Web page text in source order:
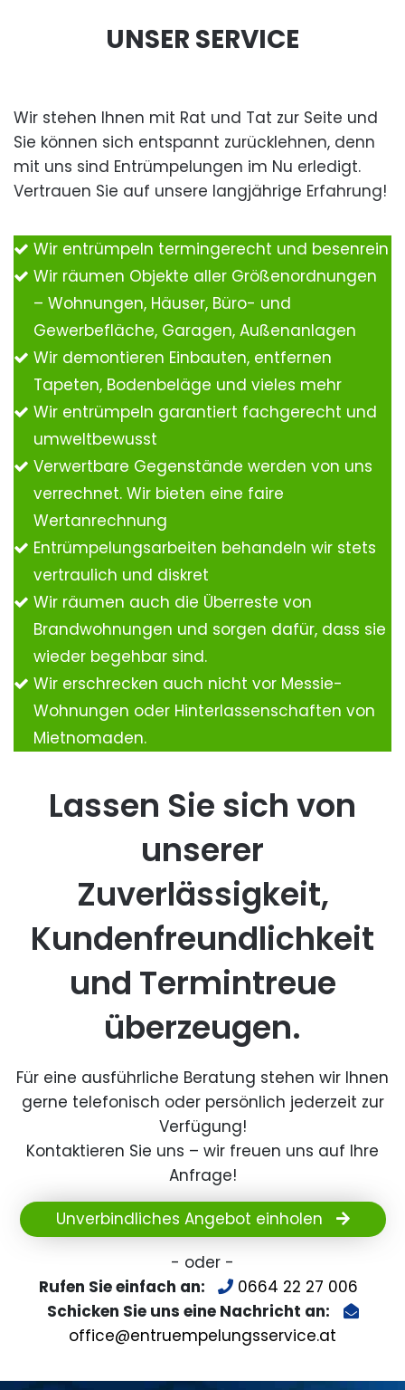
UNSER SERVICE
Wir stehen Ihnen mit Rat und Tat zur Seite und
Sie können sich entspannt zurücklehnen, denn
mit uns sind Entrümpelungen im Nu erledigt.
Vertrauen Sie auf unsere langjährige Erfahrung!
Wir entrümpeln termingerecht und besenrein
Wir räumen Objekte aller Größenordnungen
– Wohnungen, Häuser, Büro- und
Gewerbefläche, Garagen, Außenanlagen
Wir demontieren Einbauten, entfernen
Tapeten, Bodenbeläge und vieles mehr
Wir entrümpeln garantiert fachgerecht und
umweltbewusst
Verwertbare Gegenstände werden von uns
verrechnet. Wir bieten eine faire
Wertanrechnung
Entrümpelungsarbeiten behandeln wir stets
vertraulich und diskret
Wir räumen auch die Überreste von
Brandwohnungen und sorgen dafür, dass sie
wieder begehbar sind.
Wir erschrecken auch nicht vor Messie-
Wohnungen oder Hinterlassenschaften von
Mietnomaden.
Lassen Sie sich von
unserer
Zuverlässigkeit,
Kundenfreundlichkeit
und Termintreue
überzeugen.
Für eine ausführliche Beratung stehen wir Ihnen
gerne telefonisch oder persönlich jederzeit zur
Verfügung!
Kontaktieren Sie uns – wir freuen uns auf Ihre
Anfrage!
Unverbindliches Angebot einholen
- oder -
Rufen Sie einfach an:
0664 22 27 006
Schicken Sie uns eine Nachricht an:
office@entruempelungsservice.at